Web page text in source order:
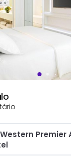
Western Premier